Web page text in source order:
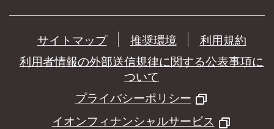
サイトマップ 推奨環境
利用規約
利用者情報の外部送信規律に関する公表事項に
ついて
プライバシーポリシー
イオンフィナンシャルサービス